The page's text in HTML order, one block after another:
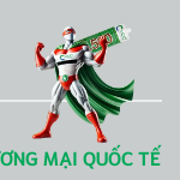
MẠI QUỐC TẾ